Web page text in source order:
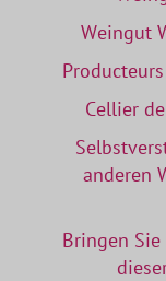
Weingut
Cellier
anderen
Bringen